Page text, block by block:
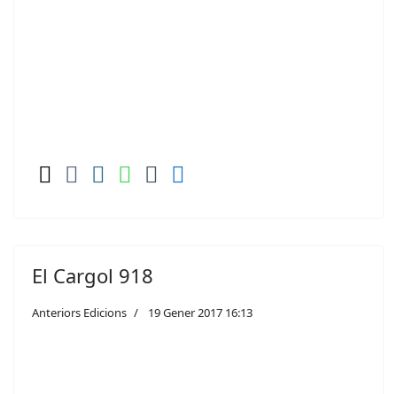
El Cargol 918
Anteriors Edicions 19 Gener 2017 16:13